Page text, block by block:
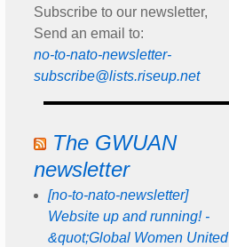
Subscribe to our newsletter,
Send an email to:
no-to-nato-newsletter-
subscribe@lists.riseup.net
The GWUAN
newsletter
[no-to-nato-newsletter]
Website up and running! -
&quot;Global Women United